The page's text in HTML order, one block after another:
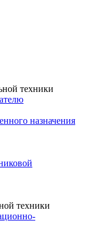
техники
назначения
техники